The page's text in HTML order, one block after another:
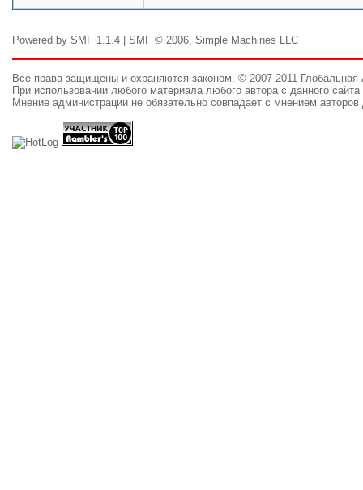
Powered by SMF 1.1.4 | SMF © 2006, Simple Machines LLC
Все права защищены и охраняются законом. © 2007-2011 Глобальная
При использовании любого материала любого автора с данного
Мнение администрации не обязательно совпадает с мнением